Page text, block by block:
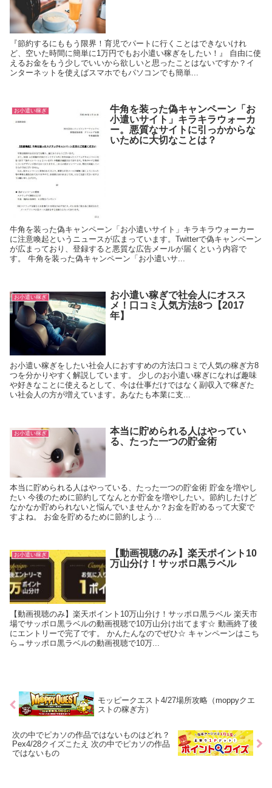
『節約するにももう限界！育児でパートに行くことはできないけれ
ど、空いた時間に簡単に1万円でもお小遣い稼ぎをしたい！』 自由に使
えるお金をもう少しでいいから欲しいと思ったことはないですか？イ
ンターネットを使えばスマホでもパソコンでも簡単...
お小遣い稼ぎ
牛角を装った偽キャンペーン「お
小遣いサイト」キラキラウォーカ
ー。悪質なサイトに引っかからな
いために大切なことは？
牛角を装った偽キャンペーン「お小遣いサイト」キラキラウォーカー
に注意喚起というニュースが広まっています。Twitterで偽キャンペーン
が広まっており、登録すると悪質な広告メールが届くという内容で
す。 牛角を装った偽キャンペーン「お小遣いサ...
お小遣い稼ぎ
お小遣い稼ぎで社会人にオスス
メ！口コミ人気方法8つ【2017
年】
お小遣い稼ぎをしたい社会人におすすめの方法口コミで人気の稼ぎ方8
つを分かりやすく解説しています。 少しのお小遣い稼ぎになれば趣味
や好きなことに使えるとして、今は仕事だけではなく副収入で稼ぎた
い社会人の方が増えています。あなたも本業に支...
お小遣い稼ぎ
本当に貯められる人はやってい
る、たった一つの貯金術
本当に貯められる人はやっている、たった一つの貯金術 貯金を増やし
たい 今後のために節約してなんとか貯金を増やしたい。節約したけど
なかなか貯められないと悩んでいませんか？お金を貯めるって大変で
すよね。 お金を貯めるために節約しよう...
お小遣い稼ぎ
【動画視聴のみ】楽天ポイント10
万山分け！サッポロ黒ラベル
【動画視聴のみ】楽天ポイント10万山分け！サッポロ黒ラベル 楽天市
場でサッポロ黒ラベルの動画視聴で10万山分け出てます☆ 動画終了後
にエントリーで完了です。 かんたんなのでぜひ☆ キャンペーンはこち
ら→サッポロ黒ラベルの動画視聴で10万...
モッピークエスト4/27場所攻略（moppyクエ
ストの稼ぎ方）
次の中でピカソの作品ではないものはどれ？
Pex4/28クイズこたえ 次の中でピカソの作品
ではないもの